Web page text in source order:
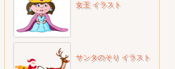
女王 イラスト
サンタのそり イラスト